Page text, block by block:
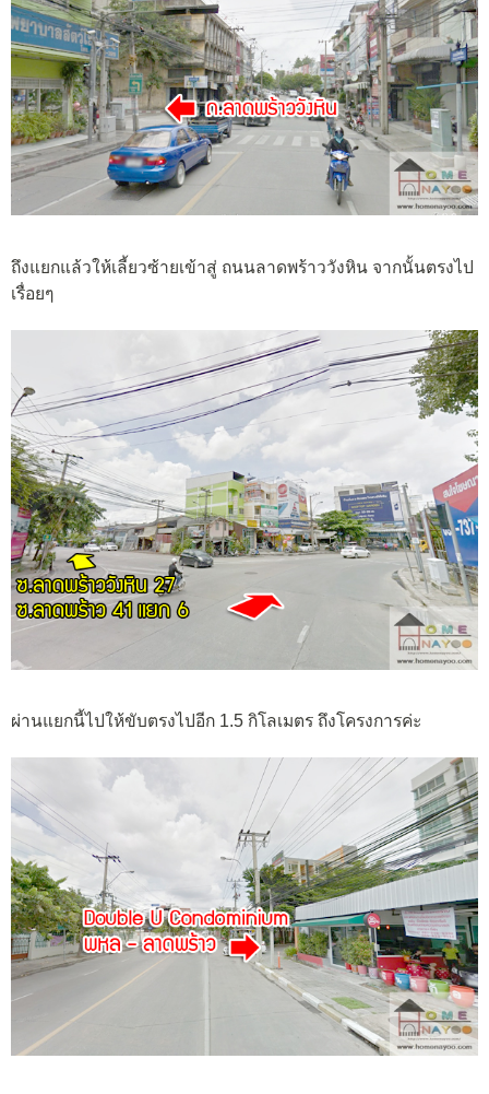
ถึงแยกแล้วให้เลี้ยวซ้ายเข้าสู่ ถนนลาดพร้าววังหิน จากนั้นตรงไป
เรื่อยๆ
ผ่านแยกนี้ไปให้ขับตรงไปอีก 1.5 กิโลเมตร ถึงโครงการค่ะ